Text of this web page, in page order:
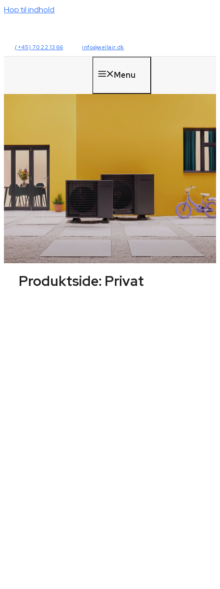
Hop til indhold
(+45) 70 22 13 66 info@wellair.dk
Menu
Produktside: Privat